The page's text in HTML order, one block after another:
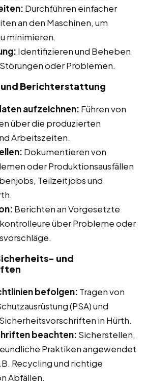
Durchführen einfacher
an den Maschinen, um
minimieren.
Identifizieren und Beheben
oder Problemen.
Berichterstattung
aufzeichnen: Führen von
über die produzierten
Arbeitszeiten.
Dokumentieren von
oder Produktionsausfällen
Teilzeitjobs und
Berichten an Vorgesetzte
über Probleme oder
und
befolgen: Tragen von
(PSA) und
in Hürth.
beachten: Sicherstellen,
Praktiken angewendet
Recycling und richtige
Abfällen.